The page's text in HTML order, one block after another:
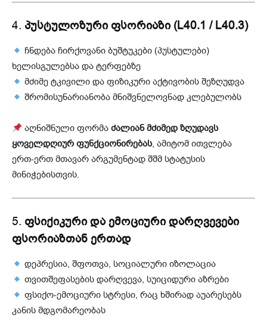
4. პუსტულოზური ფსორიაზი (L40.1 / L40.3)
ჩნდება ჩირქოვანი ბუშტუკები (პუსტულები)
ხელისგულებსა და ტერფებზე
მძიმე ტკივილი და ფიზიკური აქტივობის შეზღუდვა
შრომისუნარიანობა მნიშვნელოვნად კლებულობს
აღნიშნული ფორმაძალიან მძიმედ ზღუდავს
ყოველდღიურ ფუნქციონირებას, ამიტომ ითვლება
ერთ-ერთ მთავარ არგუმენტად შშმ სტატუსის
მინიჭებისთვის.
5. ფსიქიკური და ემოციური დარღვევები
ფსორიაზთან ერთად
დეპრესია, შფოთვა, სოციალური იზოლაცია
თვითშეფასების დარღვევა, სუიციდური აზრები
ფსიქო-ემოციური სტრესი, რაც ხშირად აუარესებს
კანის მდგომარეობას